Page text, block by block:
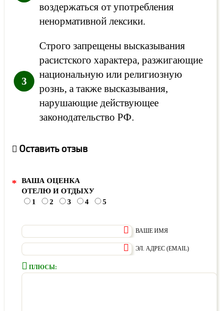
воздержаться от употребления
ненормативной лексики.
Строго запрещены высказывания
расистского характера, разжигающие
национальную или религиозную
рознь, а также высказывания,
нарушающие действующее
законодательство РФ.
Оставить отзыв
ВАША ОЦЕНКА
ОТЕЛЮ И ОТДЫХУ
*
1 2 3 4 5
ВАШЕ ИМЯ
ЭЛ. АДРЕС (EMAIL)
ПЛЮСЫ: